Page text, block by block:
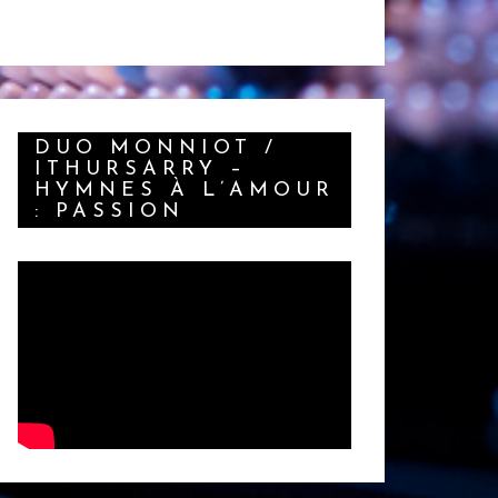
DUO MONNIOT /
ITHURSARRY –
HYMNES À L’AMOUR
: PASSION